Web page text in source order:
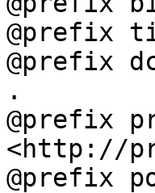
@prefix
@prefix
.
@prefix
<http://
@prefix